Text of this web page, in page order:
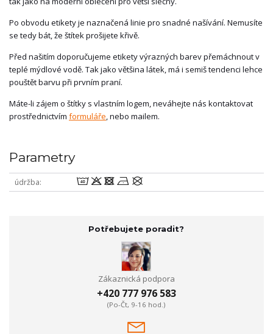
Po obvodu etikety je naznačená linie pro snadné našívání. Nemusíte
se tedy bát, že štítek prošijete křivě.
Před našitím doporučujeme etikety výrazných barev přemáchnout v
teplé mýdlové vodě. Tak jako většina látek, má i semiš tendenci lehce
pouštět barvu při prvním praní.
Máte-li zájem o štítky s vlastním logem, neváhejte nás kontaktovat
prostřednictvím formuláře, nebo mailem.
Parametry
údržba 8odnU
Potřebujete poradit?
Zákaznická podpora
+420 777 976 583
(Po-Čt, 9-16 hod.)